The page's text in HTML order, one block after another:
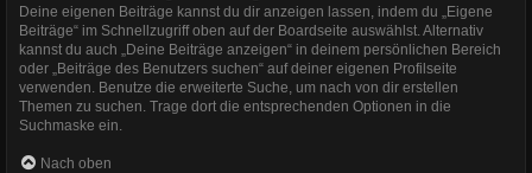
Deine eigenen Beiträge kannst du dir anzeigen lassen, indem du „Eigene
Beiträge“ im Schnellzugriff oben auf der Boardseite auswählst. Alternativ
kannst du auch „Deine Beiträge anzeigen“ in deinem persönlichen Bereich
oder „Beiträge des Benutzers suchen“ auf deiner eigenen Profilseite
verwenden. Benutze die erweiterte Suche, um nach von dir erstellen
Themen zu suchen. Trage dort die entsprechenden Optionen in die
Suchmaske ein.
Nach oben